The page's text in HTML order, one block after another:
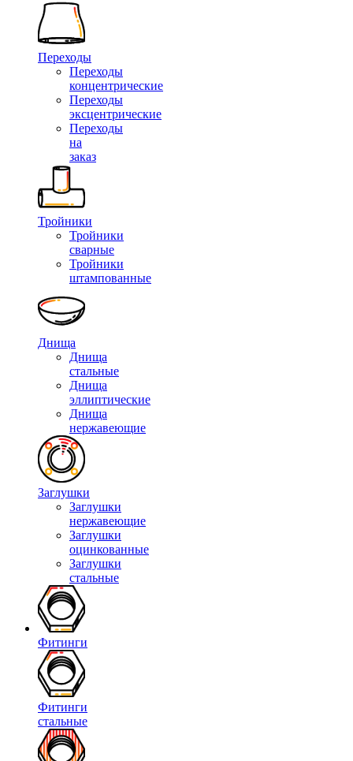
Переходы
Переходы
концентрические
Переходы
эксцентрические
Переходы
на
заказ
Тройники
Тройники
сварные
Тройники
штампованные
Днища
Днища
стальные
Днища
эллиптические
Днища
нержавеющие
Заглушки
Заглушки
нержавеющие
Заглушки
оцинкованные
Заглушки
стальные
Фитинги
Фитинги
стальные